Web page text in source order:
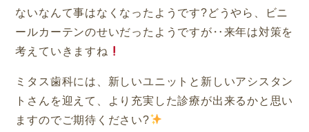
ないなんて事はなくなったようです?どうやら、ビニ
ールカーテンのせいだったようですが‥来年は対策を
考えていきますね
ミタス歯科には、新しいユニットと新しいアシスタン
トさんを迎えて、より充実した診療が出来るかと思い
ますのでご期待ください?